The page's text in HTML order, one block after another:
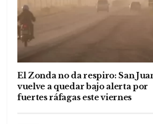
El Zonda no da respiro: San
vuelve a quedar bajo alerta por
fuertes ráfagas este viernes